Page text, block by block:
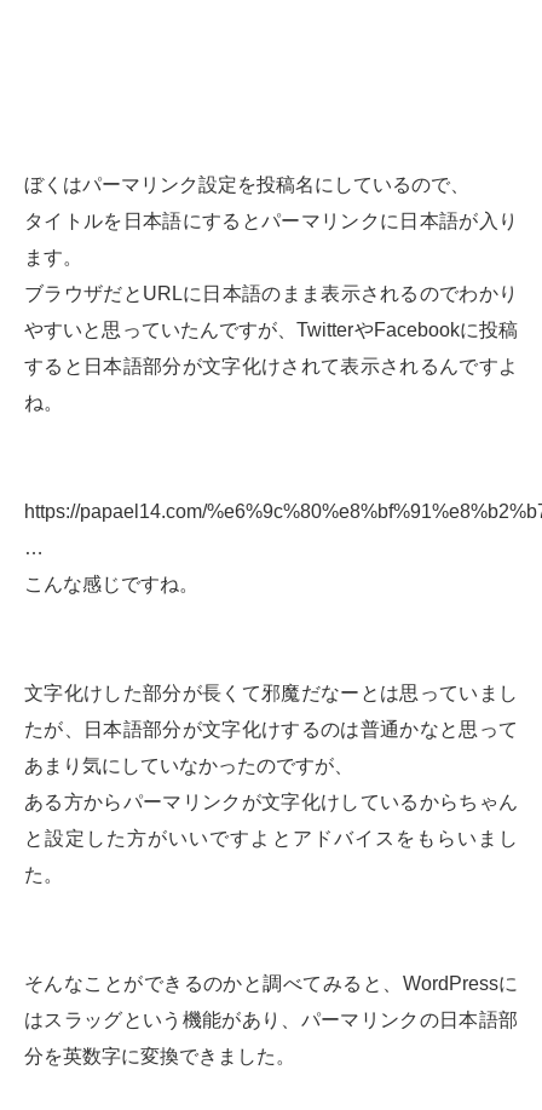
ぼくはパーマリンク設定を投稿名にしているので、
タイトルを日本語にするとパーマリンクに日本語が入り
ます。
ブラウザだとURLに日本語のまま表示されるのでわかり
やすいと思っていたんですが、TwitterやFacebookに投稿
すると日本語部分が文字化けされて表示されるんですよ
ね。
https://papael14.com/
…
こんな感じですね。
文字化けした部分が長くて邪魔だなーとは思っていまし
たが、日本語部分が文字化けするのは普通かなと思って
あまり気にしていなかったのですが、
ある方からパーマリンクが文字化けしているからちゃん
と設定した方がいいですよとアドバイスをもらいまし
た。
そんなことができるのかと調べてみると、WordPressに
はスラッグという機能があり、パーマリンクの日本語部
分を英数字に変換できました。